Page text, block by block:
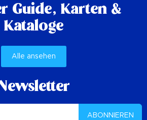
Guide, Karten &
Kataloge
Alle ansehen
ABONNIEREN